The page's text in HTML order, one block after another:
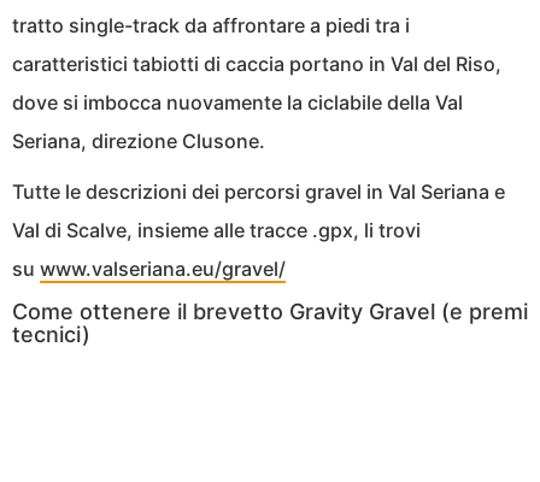
tratto single-track da affrontare a piedi tra i
caratteristici tabiotti di caccia portano in Val del Riso,
dove si imbocca nuovamente la ciclabile della Val
Seriana, direzione Clusone.
Tutte le descrizioni dei percorsi gravel in Val Seriana e
Val di Scalve, insieme alle tracce .gpx, li trovi
su www.valseriana.eu/gravel/
Come ottenere il brevetto Gravity Gravel (e premi
tecnici)